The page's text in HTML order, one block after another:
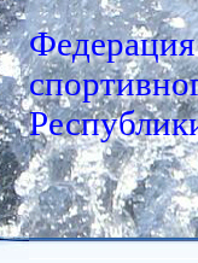
Федерация